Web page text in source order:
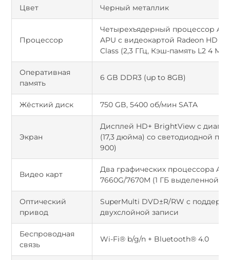
Цвет Черный металлик
Процессор
Четырехъядерный процессор
APU с видеокартой Radeon HD
Class (2,3 ГГц, Кэш-память L2 4 МБ)
Оперативная
память
6 GB DDR3 (up to 8GB)
Жёсткий диск 750 GB, 5400 об/мин SATA
Экран
Дисплей HD+ BrightView с
(17,3 дюйма) со светодиодной
900)
Видео карт
Два графических процессора
7660G/7670M (1 ГБ выделенной
Оптический
привод
SuperMulti DVD±R/RW с
двухслойной записи
Беспроводная
связь
Wi-Fi® b/g/n + Bluetooth® 4.0